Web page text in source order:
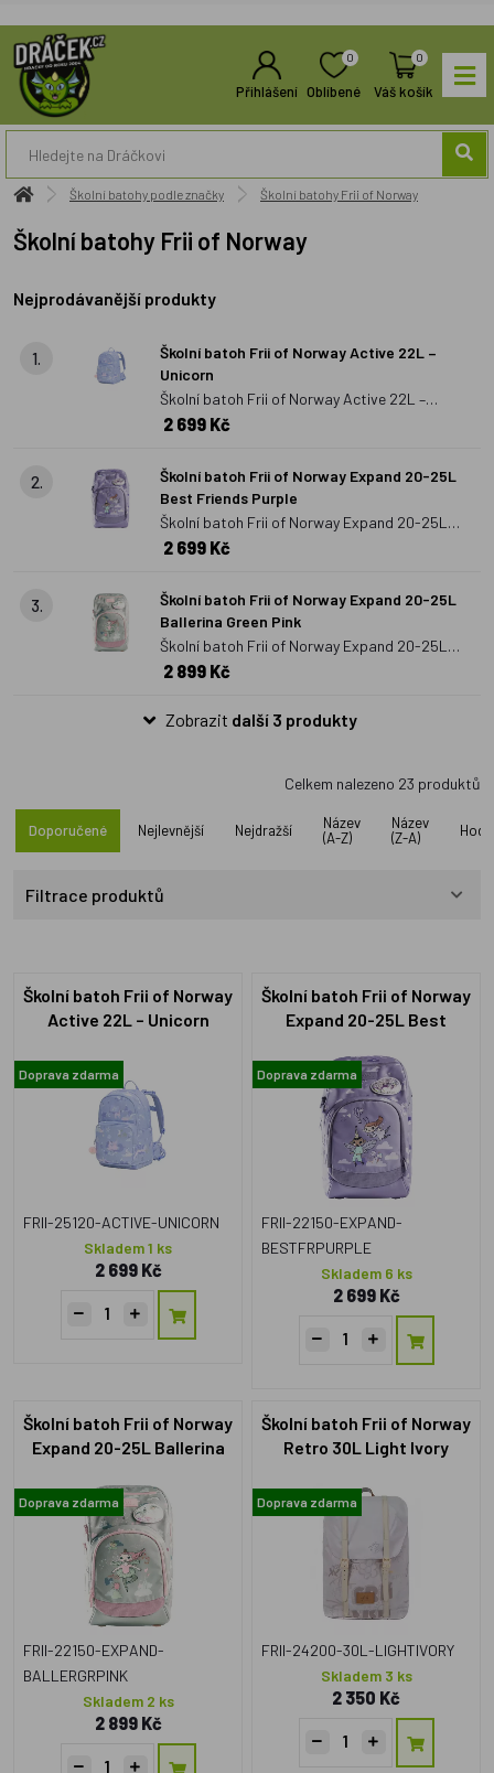
Přihlášení
0
Oblíbené
0
Váš košík
Školní batohy podle značky Školní batohy Frii of Norway
Školní batohy Frii of Norway
Nejprodávanější produkty
1.
Školní batoh Frii of Norway Active 22L –
Unicorn
Školní batoh Frii of Norway Active 22L –
Unicorn
2 699 Kč
2.
Školní batoh Frii of Norway Expand 20-25L
Best Friends Purple
Školní batoh Frii of Norway Expand 20-25L
Best Friends Purple
2 699 Kč
3.
Školní batoh Frii of Norway Expand 20-25L
Ballerina Green Pink
Školní batoh Frii of Norway Expand 20-25L
Ballerina Green Pink
2 899 Kč
Zobrazit další 3 produkty
Celkem nalezeno 23 produktů
Doporučené Nejlevnější Nejdražší
Název
(A-Z)
Název
(Z-A)
Filtrace produktů
Školní batoh Frii of Norway
Active 22L – Unicorn
Doprava zdarma
FRII-25120-ACTIVE-UNICORN
Skladem 1 ks
2 699 Kč
Školní batoh Frii of Norway
Expand 20-25L Best
Doprava zdarma
FRII-22150-EXPAND-
BESTFRPURPLE
Skladem 6 ks
2 699 Kč
Školní batoh Frii of Norway
Expand 20-25L Ballerina
Doprava zdarma
FRII-22150-EXPAND-
BALLERGRPINK
Skladem 2 ks
2 899 Kč
Školní batoh Frii of Norway
Retro 30L Light Ivory
Doprava zdarma
FRII-24200-30L-LIGHTIVORY
Skladem 3 ks
2 350 Kč